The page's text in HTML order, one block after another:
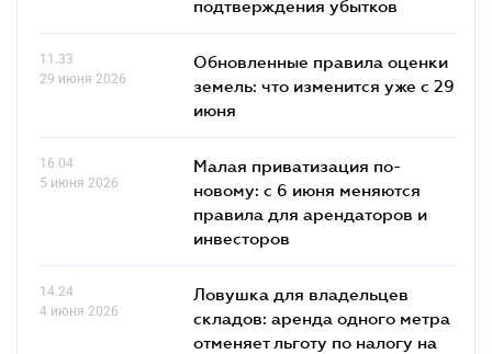
подтверждения убытков
11.33
29 июня 2026
Обновленные правила оценки
земель: что изменится уже с 29
июня
16.04
5 июня 2026
Малая приватизация по-
новому: с 6 июня меняются
правила для арендаторов и
инвесторов
14.24
4 июня 2026
Ловушка для владельцев
складов: аренда одного метра
отменяет льготу по налогу на